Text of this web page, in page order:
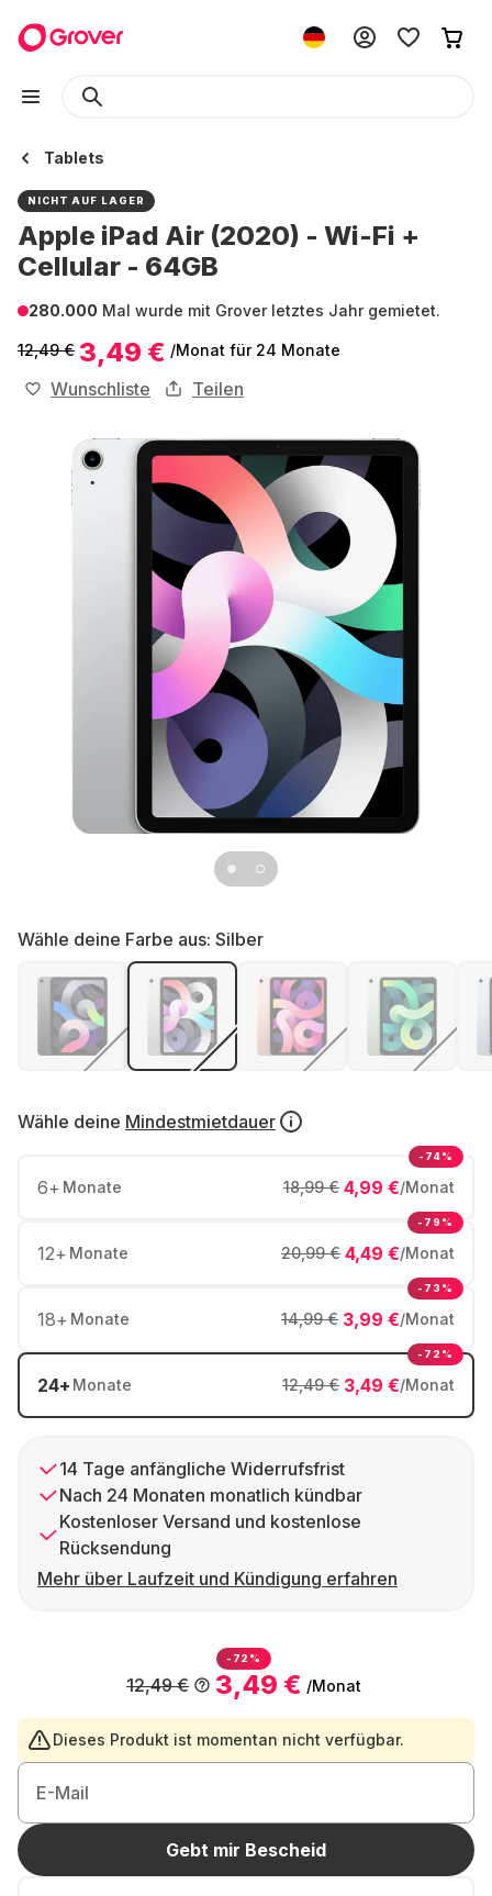
Tablets
NICHT AUF LAGER
Apple iPad Air (2020) - Wi-Fi +
Cellular - 64GB
280.000 Mal wurde mit Grover letztes Jahr gemietet.
12,49 € 3,49 € /Monat für 24 Monate
Wunschliste Teilen
Wähle deine Farbe aus: Silber
Wähle deine Mindestmietdauer
6+ Monate 4,99 €/Monat
18,99 €
-74%
12+ Monate 4,49 €/Monat
20,99 €
-79%
18+ Monate 3,99 €/Monat
14,99 €
-73%
24+ Monate 3,49 €/Monat
12,49 €
-72%
14 Tage anfängliche Widerrufsfrist
Nach 24 Monaten monatlich kündbar
Kostenloser Versand und kostenlose
Rücksendung
Mehr über Laufzeit und Kündigung erfahren
-72%
3,49 € /Monat
12,49 €
Dieses Produkt ist momentan nicht verfügbar.
E-Mail
Gebt mir Bescheid